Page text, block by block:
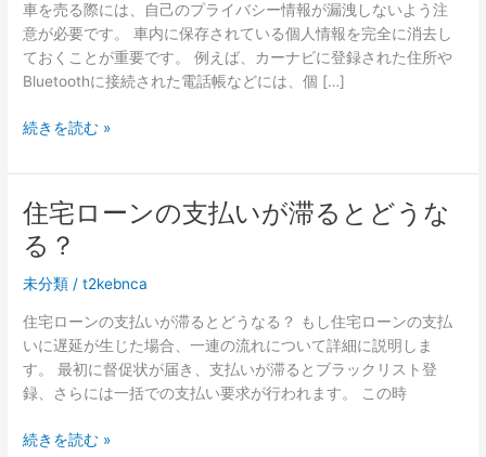
車を売る際には、自己のプライバシー情報が漏洩しないよう注
意が必要です。 車内に保存されている個人情報を完全に消去し
ておくことが重要です。 例えば、カーナビに登録された住所や
Bluetoothに接続された電話帳などには、個 […]
車
売
る
と
き
個
人
情
報
削
に
続きを読む »
住宅ローンの支払いが滞るとどうな
る？
未分類 /t2kebnca
住宅ローンの支払いが滞るとどうなる？ もし住宅ローンの支払
いに遅延が生じた場合、一連の流れについて詳細に説明しま
す。 最初に督促状が届き、支払いが滞るとブラックリスト登
録、さらには一括での支払い要求が行われます。 この時
住
続きを読む »